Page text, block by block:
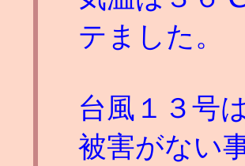
テました。
台風１３号
被害がない